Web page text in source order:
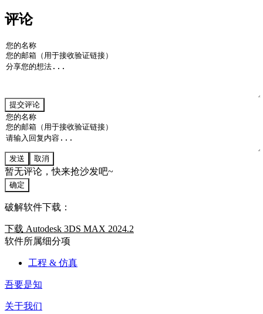
评论
提交评论
发送 取消
暂无评论，快来抢沙发吧~
确定
破解软件下载：
下载 Autodesk 3DS MAX 2024.2
软件所属细分项
工程 & 仿真
吾要是知
关于我们